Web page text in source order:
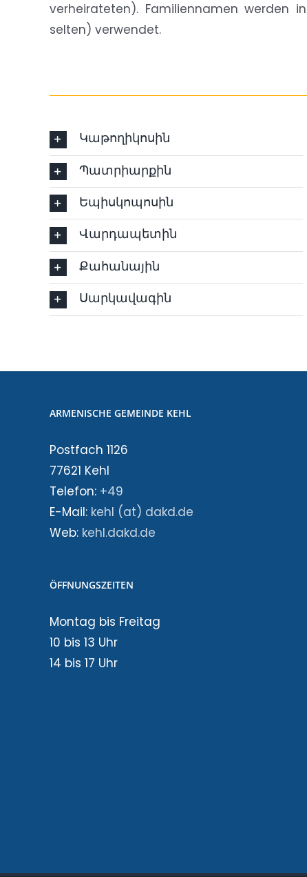
verheirateten). Familiennamen werden
selten) verwendet.
Կաթողիկոսին
Պատրիարքին
Եպիսկոպոսին
Վարդապետին
Քահանային
Սարկավագին
ARMENISCHE GEMEINDE KEHL
Postfach 1126
77621 Kehl
Telefon: +49
E-Mail: kehl (at) dakd.de
Web: kehl.dakd.de
ÖFFNUNGSZEITEN
Montag bis Freitag
10 bis 13 Uhr
14 bis 17 Uhr